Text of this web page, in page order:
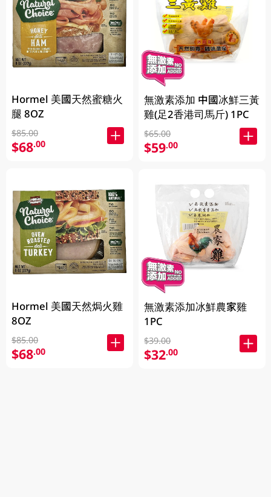
Hormel 美國天然蜜糖火
腿 8OZ
$85.00
$68.00
Hormel 美國天然焗火雞
8OZ
$85.00
$68.00
無激素添加 中國冰鮮三黃
雞(足2香港司馬斤) 1PC
$65.00
$59.00
無激素添加冰鮮農家雞
1PC
$39.00
$32.00